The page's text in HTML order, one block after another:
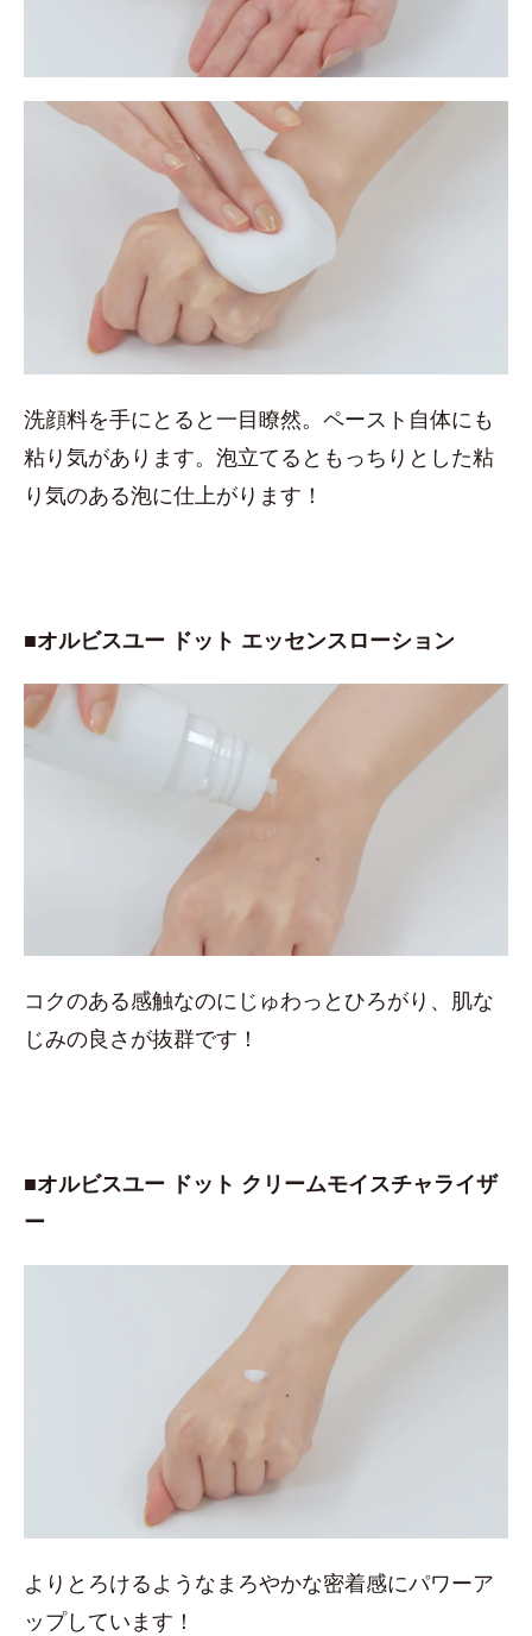
洗顔料を手にとると一目瞭然。ペースト自体にも
粘り気があります。泡立てるともっちりとした粘
り気のある泡に仕上がります！
■オルビスユー ドット エッセンスローション
コクのある感触なのにじゅわっとひろがり、肌な
じみの良さが抜群です！
■オルビスユー ドット クリームモイスチャライザ
ー
よりとろけるようなまろやかな密着感にパワーア
ップしています！